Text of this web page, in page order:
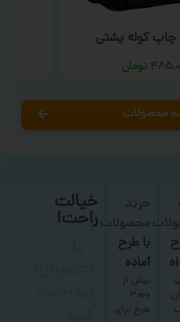
کوله پشتی
تومان
محصولات
خرید
محصولات
با طرح
آماده
بیش از
۳۰۰۰
طرح برای
خیالت
راحت!